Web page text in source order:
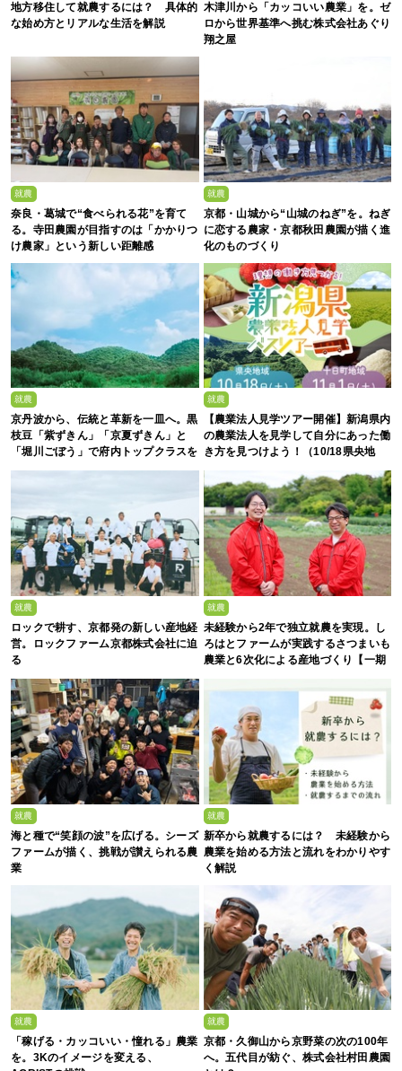
地方移住して就農するには？ 具体的
な始め方とリアルな生活を解説
木津川から「カッコいい農業」を。ゼ
ロから世界基準へ挑む株式会社あぐり
翔之屋
就農
奈良・葛城で“食べられる花”を育て
る。寺田農園が目指すのは「かかりつ
け農家」という新しい距離感
就農
京都・山城から“山城のねぎ”を。ねぎ
に恋する農家・京都秋田農園が描く進
化のものづくり
就農
京丹波から、伝統と革新を一皿へ。黒
枝豆「紫ずきん」「京夏ずきん」と
「堀川ごぼう」で府内トップクラスを
誇る、株式会社新田農園
就農
【農業法人見学ツアー開催】新潟県内
の農業法人を見学して自分にあった働
き方を見つけよう！（10/18県央地
域・11/1十日町地域）
就農
ロックで耕す、京都発の新しい産地経
営。ロックファーム京都株式会社に迫
る
就農
未経験から2年で独立就農を実現。し
ろはとファームが実践するさつまいも
農業と6次化による産地づくり【一期
就農
海と種で“笑顔の波”を広げる。シーズ
ファームが描く、挑戦が讃えられる農
業
就農
新卒から就農するには？ 未経験から
農業を始める方法と流れをわかりやす
く解説
就農
「稼げる・カッコいい・憧れる」農業
を。3Kのイメージを変える、
就農
京都・久御山から京野菜の次の100年
へ。五代目が紡ぐ、株式会社村田農園